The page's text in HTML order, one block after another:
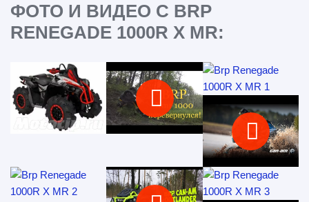
ФОТО И ВИДЕО С BRP
RENEGADE 1000R X MR: